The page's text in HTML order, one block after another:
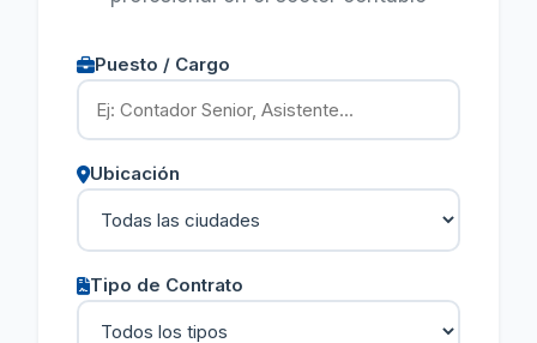
Puesto / Cargo
Ubicación
Tipo de Contrato